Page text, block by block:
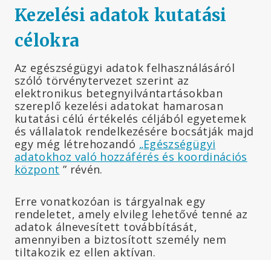
Kezelési adatok kutatási
célokra
Az egészségügyi adatok felhasználásáról
szóló törvénytervezet szerint az
elektronikus betegnyilvántartásokban
szereplő kezelési adatokat hamarosan
kutatási célú értékelés céljából egyetemek
és vállalatok rendelkezésére bocsátják majd
egy még létrehozandó „Egészségügyi
adatokhoz való hozzáférés és koordinációs
központ ” révén.
Erre vonatkozóan is tárgyalnak egy
rendeletet, amely elvileg lehetővé tenné az
adatok álnevesített továbbítását,
amennyiben a biztosított személy nem
tiltakozik ez ellen aktívan.